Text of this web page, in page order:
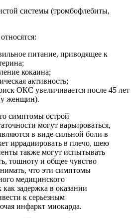
системы (тромбофлебиты,
питание, приводящее к
кокаина;
активность;
ОКС увеличивается после 45 лет
женщин).
симптомы острой
могут варьироваться,
в виде сильной боли в
иррадиировать в плечо, шею
также могут испытывать
тошноту и общее чувство
что эти симптомы
медицинского
как задержка в оказании
к серьезным
инфаркт миокарда.